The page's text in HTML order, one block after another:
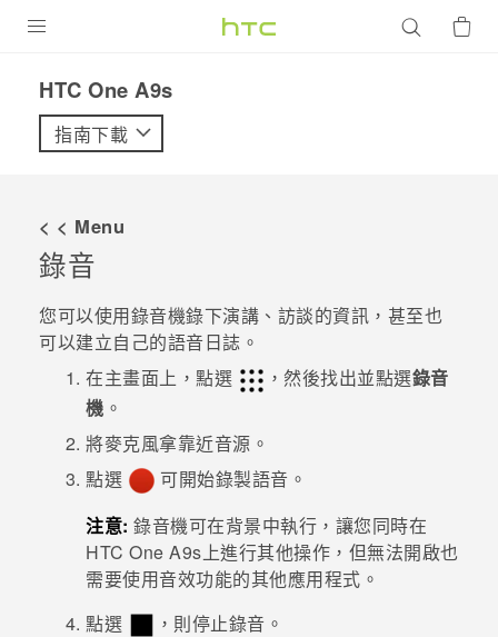
VIVE
配件
優惠專區
焦點訊息
校園專案
企業採購
銷售通路
支援服務
VIVELAND
HTC One A9s‎
指南下載
< < Menu
錄音
您可以使用錄音機錄下演講、訪談的資訊，甚至也
可以建立自己的語音日誌。
在主畫面上，點選 ，然後找出並點選錄音
機 。
將麥克風拿靠近音源。
點選
可開始錄製語音。
注意: 錄音機可在背景中執行，讓您同時在
HTC One A9s上進行其他操作，但無法開啟也
需要使用音效功能的其他應用程式。
點選
，則停止錄音。